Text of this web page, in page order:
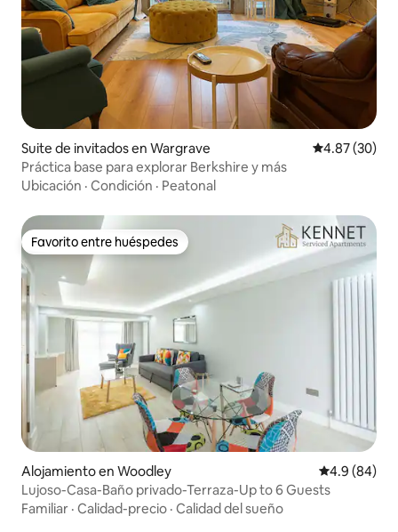
Suite de invitados en Wargrave Calificación
4.87 (30)
Práctica base para explorar Berkshire y más
Ubicación · Condición · Peatonal
Favorito entre huéspedes
Favorito entre huéspedes
Alojamiento en Woodley Calificación
4.9 (84)
Lujoso-Casa-Baño privado-Terraza-Up to 6 Guests
Familiar · Calidad-precio · Calidad del sueño